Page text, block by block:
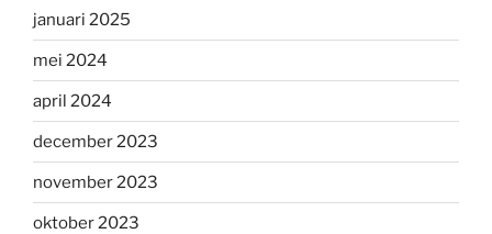
januari 2025
mei 2024
april 2024
december 2023
november 2023
oktober 2023